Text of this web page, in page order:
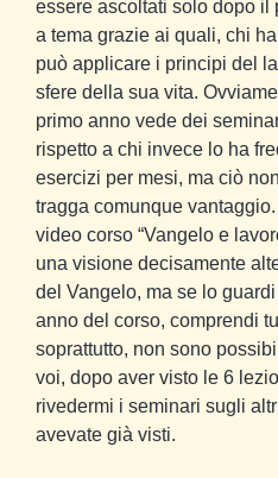
essere ascoltati solo dopo il
a tema grazie ai quali, chi
può applicare i principi del
sfere della sua vita.
primo anno vede dei
rispetto a chi invece lo ha
esercizi per mesi, ma ciò
tragga comunque
video corso “Vangelo e
una visione decisamente
del Vangelo, ma se lo
anno del corso, comprendi
soprattutto, non sono
voi, dopo aver visto le 6
rivedermi i seminari sugli
avevate già visti.